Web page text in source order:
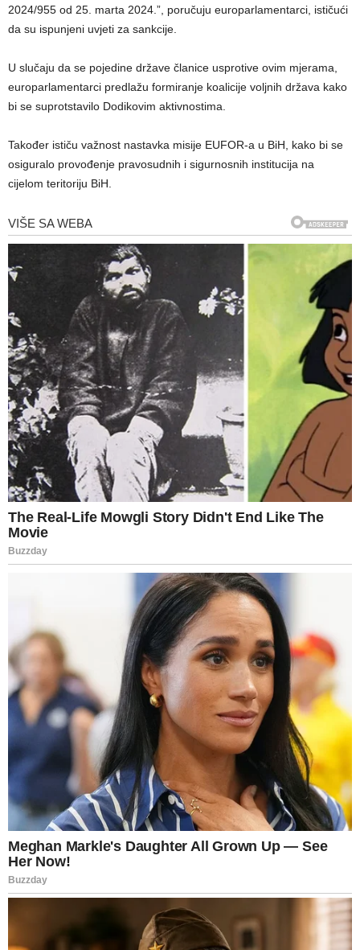
2024/955 od 25. marta 2024.”, poručuju europarlamentarci, ističući
da su ispunjeni uvjeti za sankcije.
U slučaju da se pojedine države članice usprotive ovim mjerama,
europarlamentarci predlažu formiranje koalicije voljnih država kako
bi se suprotstavilo Dodikovim aktivnostima.
Također ističu važnost nastavka misije EUFOR-a u BiH, kako bi se
osiguralo provođenje pravosudnih i sigurnosnih institucija na
cijelom teritoriju BiH.